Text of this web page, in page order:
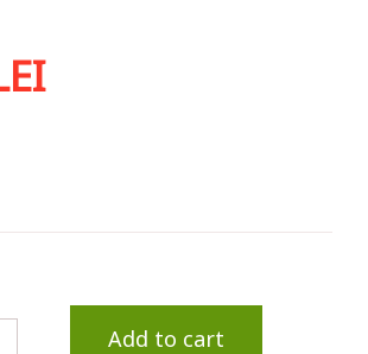
Add to cart